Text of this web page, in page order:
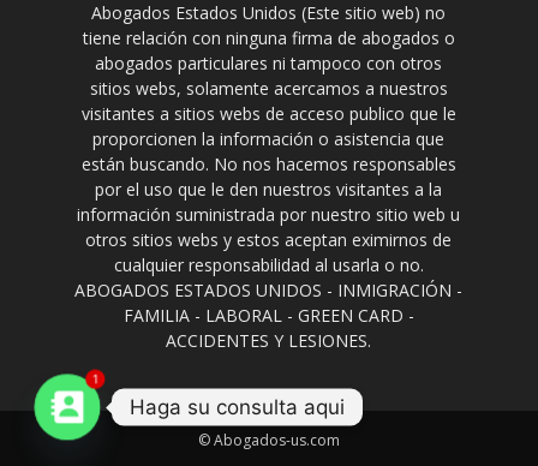
Abogados Estados Unidos (Este sitio web) no
tiene relación con ninguna firma de abogados o
abogados particulares ni tampoco con otros
sitios webs, solamente acercamos a nuestros
visitantes a sitios webs de acceso publico que le
proporcionen la información o asistencia que
están buscando. No nos hacemos responsables
por el uso que le den nuestros visitantes a la
información suministrada por nuestro sitio web u
otros sitios webs y estos aceptan eximirnos de
cualquier responsabilidad al usarla o no.
ABOGADOS ESTADOS UNIDOS - INMIGRACIÓN -
FAMILIA - LABORAL - GREEN CARD -
ACCIDENTES Y LESIONES.
© Abogados-us.com
1
Haga su consulta aqui